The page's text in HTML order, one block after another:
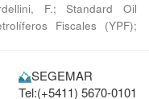
F.;Standard Oil
Fiscales (YPF);
SEGEMAR
Tel:(+5411) 5670-0101